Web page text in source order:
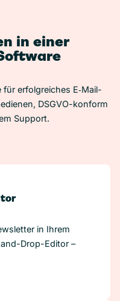
in einer
für erfolgreiches E‑Mail-
DSGVO-konform
Support.
in Ihrem
Drop-Editor –